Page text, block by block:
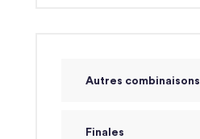
Autres combinaisons
Finales